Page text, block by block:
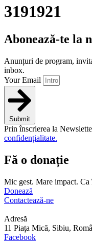
3191921
Abonează-te la
Anunțuri de program,
inbox.
Your Email
Submit
Prin înscrierea la
confidențialitate.
Fă o donație
Mic gest. Mare impact.
Donează
Contactează-ne
Adresă
11 Piața Mică, Sibiu,
Facebook